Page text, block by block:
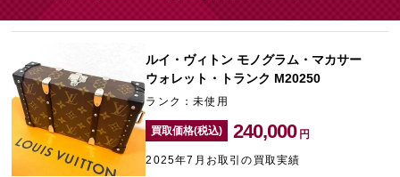
今すぐ電話査定
受付時間 10:00～19:00
なんば店 神戸元町(三宮)店 LAB大阪
中野ブロードウェイ
ルイ・ヴィトン モノグラム・マカサー
ウォレット・トランク M20250
ランク：未使用
買取価格(税込) 240,000 円
2025年7月お取引の買取実績